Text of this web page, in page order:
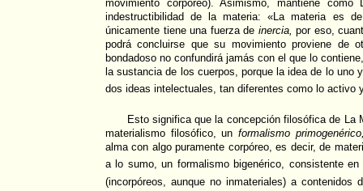
movimiento corpóreo). Asimismo, mantiene
indestructibilidad de la materia: «La materia es
únicamente tiene una fuerza de inercia, por eso,
podrá concluirse que su movimiento proviene de
bondadoso no confundirá jamás con el que lo
la sustancia de los cuerpos, porque la idea de lo uno
dos ideas intelectuales, tan diferentes como lo activo
Esto significa que la concepción filosófica de La
materialismo filosófico, un formalismo
alma con algo puramente corpóreo, es decir, de
a lo sumo, un formalismo bigenérico, consistente
(incorpóreos, aunque no inmateriales) a contenidos